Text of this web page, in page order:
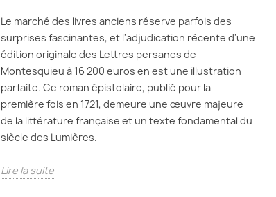
Le marché des livres anciens réserve parfois des
surprises fascinantes, et l'adjudication récente d'une
édition originale des Lettres persanes de
Montesquieu à 16 200 euros en est une illustration
parfaite. Ce roman épistolaire, publié pour la
première fois en 1721, demeure une œuvre majeure
de la littérature française et un texte fondamental du
siècle des Lumières.
Lire la suite